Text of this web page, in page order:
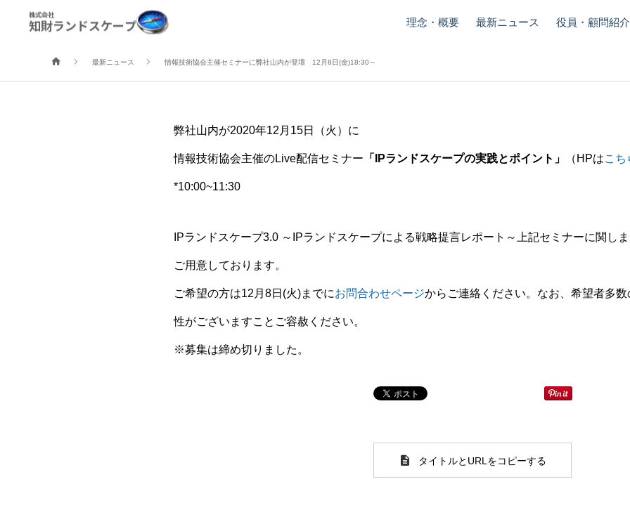
理念・概要 最新ニュース 役員・顧問紹介
情報技術協会主催セミナーに弊社山内が登
最新ニュース 情報技術協会主催セミナーに弊社山内が登壇 12月8日(金)18:30～
弊社山内が2020年12月15日（火）に
情報技術協会主催のLive配信セミナー 「IPランドスケープの実践とポイント」 （HPはこち
*10:00~11:30
IPランドスケープ3.0 ～IPランドスケープによる戦略提言レポート～上記セミナーに関し
ご用意しております。
ご希望の方は12月8日(火)までにお問合わせページからご連絡ください。 なお、希望者多
性がございますことご容赦ください。
※募集は締め切りました。
タイトルとURLをコピーする